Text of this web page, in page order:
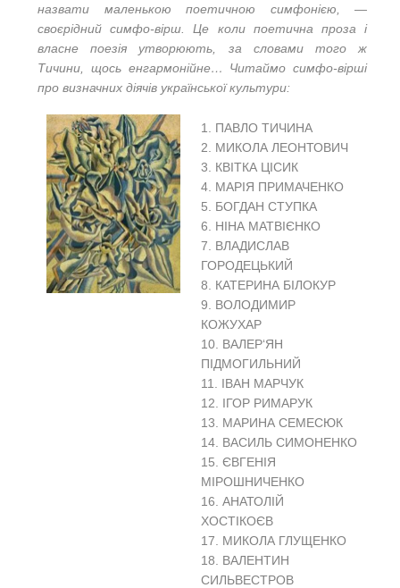
назвати маленькою поетичною симфонією, —
своєрідний симфо-вірш. Це коли поетична проза і
власне поезія утворюють, за словами того ж
Тичини, щось енгармонійне… Читаймо симфо-вірші
про визначних діячів української культури:
1. ПАВЛО ТИЧИНА
2. МИКОЛА ЛЕОНТОВИЧ
3. КВІТКА ЦІСИК
4. МАРІЯ ПРИМАЧЕНКО
5. БОГДАН СТУПКА
6. НІНА МАТВІЄНКО
7. ВЛАДИСЛАВ
ГОРОДЕЦЬКИЙ
8. КАТЕРИНА БІЛОКУР
9. ВОЛОДИМИР
КОЖУХАР
10. ВАЛЕР‘ЯН
ПІДМОГИЛЬНИЙ
11. ІВАН МАРЧУК
12. ІГОР РИМАРУК
13. МАРИНА СЕМЕСЮК
14. ВАСИЛЬ СИМОНЕНКО
15. ЄВГЕНІЯ
МІРОШНИЧЕНКО
16. АНАТОЛІЙ
ХОСТІКОЄВ
17. МИКОЛА ГЛУЩЕНКО
18. ВАЛЕНТИН
СИЛЬВЕСТРОВ